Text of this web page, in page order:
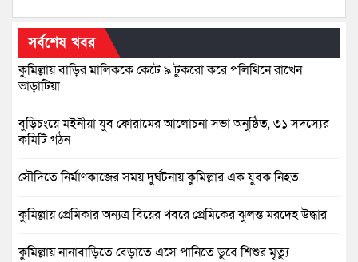
সর্বশেষ খবর
কুমিল্লায় বাড়ির মালিককে কেটে ৯ টুকরো করে পলিথিনে রাখেন
ভাড়াটিয়া
বুড়িচংয়ে মইনীয়া যুব ফোরামের আলোচনা সভা অনুষ্ঠিত, ৩১ সদস্যের
কমিটি গঠন
সৌদিতে নির্মাণকাজের সময় দুর্ঘটনায় কুমিল্লার এক যুবক নিহত
কুমিল্লায় প্রেমিকার অন্যত্র বিয়ের খবরে প্রেমিকের ঝুলন্ত মরদেহ উদ্ধার
কুমিল্লায় নানাবাড়িতে বেড়াতে এসে পানিতে ডুবে শিশুর মৃত্যু